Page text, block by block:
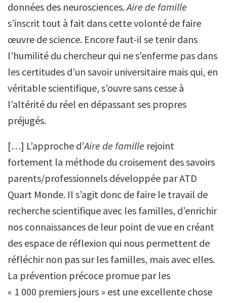
données des neurosciences.Aire de famille
s’inscrit tout à fait dans cette volonté de faire
œuvre de science. Encore faut-il se tenir dans
l’humilité du chercheur qui ne s’enferme pas dans
les certitudes d’un savoir universitaire mais qui, en
véritable scientifique, s’ouvre sans cesse à
l’altérité du réel en dépassant ses propres
préjugés.
[…] L’approche d’Aire de famille rejoint
fortement la méthode du croisement des savoirs
parents/professionnels développée par ATD
Quart Monde. Il s’agit donc de faire le travail de
recherche scientifique avec les familles, d’enrichir
nos connaissances de leur point de vue en créant
des espace de réflexion qui nous permettent de
réfléchir non pas sur les familles, mais avec elles.
La prévention précoce promue par les
« 1 000 premiers jours » est une excellente chose